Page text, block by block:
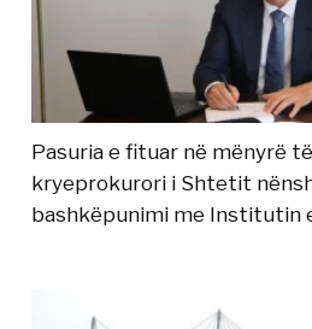
Pasuria e fituar në mënyrë
kryeprokurori i Shtetit
bashkëpunimi me Institutin